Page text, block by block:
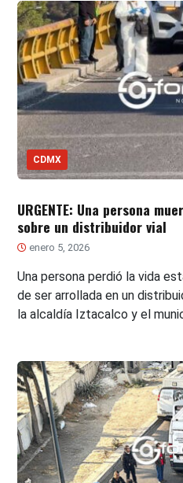
CDMX
URGENTE: Una persona
sobre un distribuidor vial
enero 5, 2026
Una persona perdió la vida
de ser arrollada en un
la alcaldía Iztacalco y el